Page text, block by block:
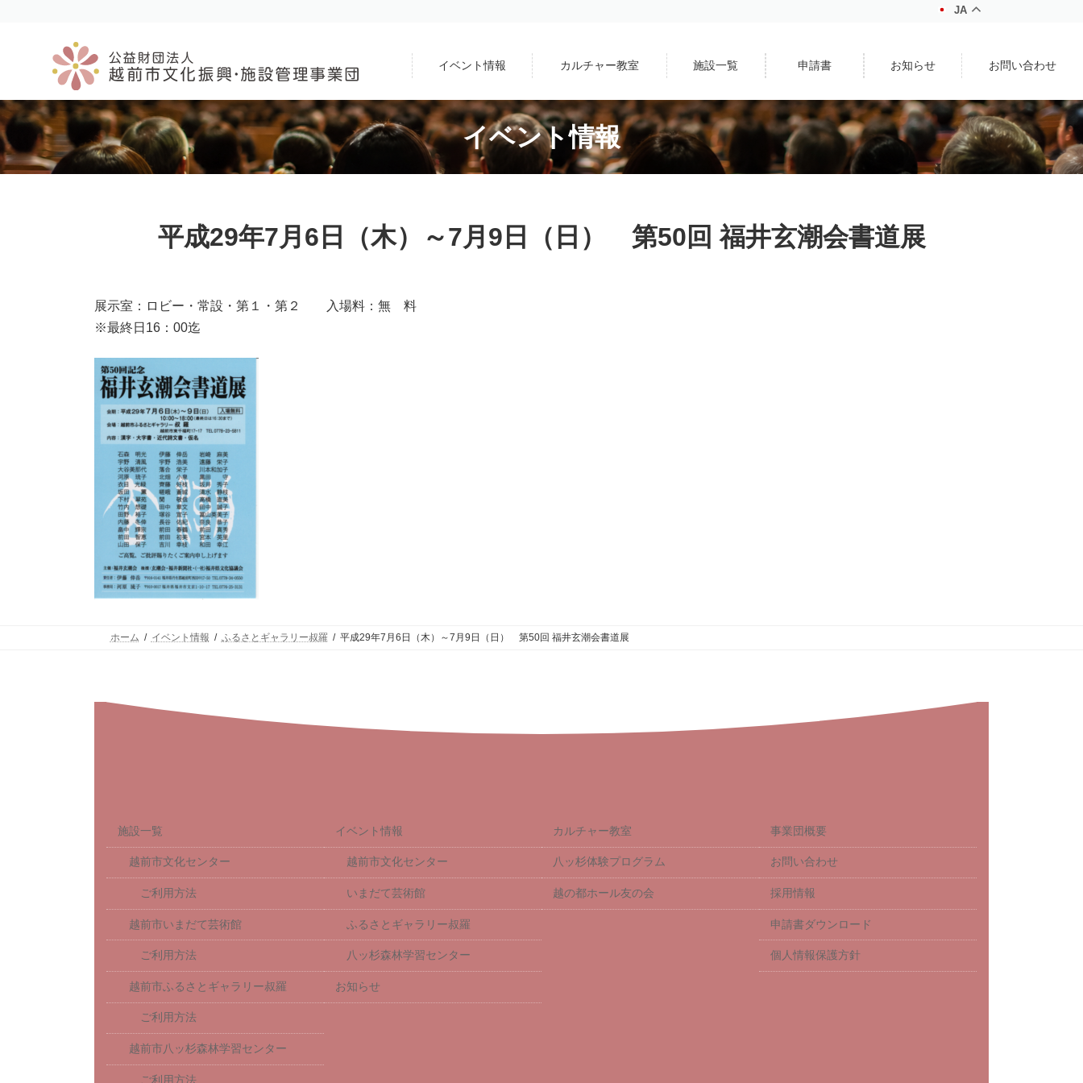
ス
キ
ッ
プ
ン
に
移
動
JA
イベント情報 カルチャー教室 施設一覧 申請書 お知らせ お問い合わせ
イベント情報
平成29年7月6日（木）～7月9日（日） 第50回 福井玄潮会書道展
展示室：ロビー・常設・第１・第２ 入場料：無 料
※最終日16：00迄
ホーム イベント情報 ふるさとギャラリー叔羅 平成29年7月6日（木）～7月9日（日） 第50回 福井玄潮会書道展
施設一覧
越前市文化センター
ご利用方法
越前市いまだて芸術館
ご利用方法
越前市ふるさとギャラリー叔羅
ご利用方法
越前市八ッ杉森林学習センター
ご利用方法
イベント情報
越前市文化センター
いまだて芸術館
ふるさとギャラリー叔羅
八ッ杉森林学習センター
お知らせ
カルチャー教室
八ッ杉体験プログラム
越の都ホール友の会
事業団概要
お問い合わせ
採用情報
申請書ダウンロード
個人情報保護方針